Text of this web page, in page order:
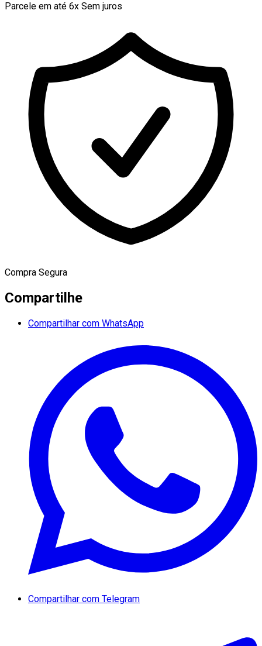
Parcele em até 6x Sem juros
Compra Segura
Compartilhe
Compartilhar com WhatsApp
Compartilhar com Telegram